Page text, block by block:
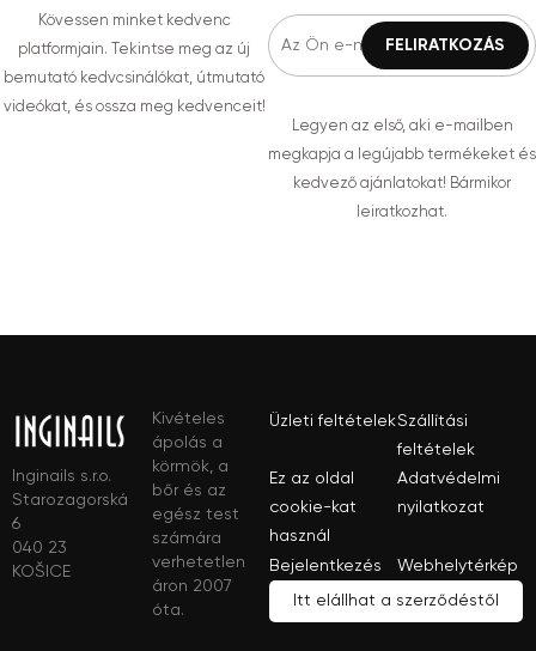
Kövessen minket kedvenc
platformjain. Tekintse meg az új
bemutató kedvcsinálókat, útmutató
videókat, és ossza meg kedvenceit!
Legyen az első, aki e-mailben
megkapja a legújabb termékeket és
kedvező ajánlatokat! Bármikor
leiratkozhat.
Inginails s.r.o.
Starozagorská
6
040 23
KOŠICE
Kivételes
ápolás a
körmök, a
bőr és az
egész test
számára
verhetetlen
áron 2007
óta.
Üzleti feltételekSzállítási
feltételek
Ez az oldal
cookie-kat
használ
Adatvédelmi
nyilatkozat
Bejelentkezés Webhelytérkép
Itt elállhat a szerződéstől